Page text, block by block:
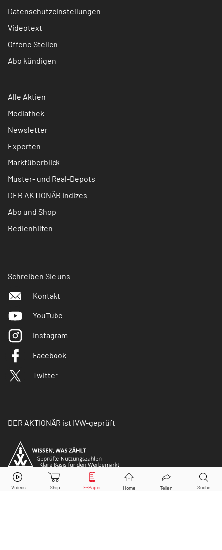
Datenschutzeinstellungen
Videotext
Offene Stellen
Abo kündigen
Alle Aktien
Mediathek
Newsletter
Experten
Marktüberblick
Muster- und Real-Depots
DER AKTIONÄR Indizes
Abo und Shop
Bedienhilfen
Schreiben Sie uns
Kontakt
YouTube
Instagram
Facebook
Twitter
DER AKTIONÄR ist IVW-geprüft